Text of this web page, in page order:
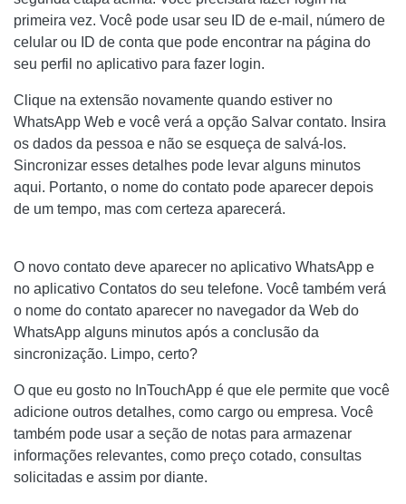
primeira vez. Você pode usar seu ID de e-mail, número de
celular ou ID de conta que pode encontrar na página do
seu perfil no aplicativo para fazer login.
Clique na extensão novamente quando estiver no
WhatsApp Web e você verá a opção Salvar contato. Insira
os dados da pessoa e não se esqueça de salvá-los.
Sincronizar esses detalhes pode levar alguns minutos
aqui. Portanto, o nome do contato pode aparecer depois
de um tempo, mas com certeza aparecerá.
O novo contato deve aparecer no aplicativo WhatsApp e
no aplicativo Contatos do seu telefone. Você também verá
o nome do contato aparecer no navegador da Web do
WhatsApp alguns minutos após a conclusão da
sincronização. Limpo, certo?
O que eu gosto no InTouchApp é que ele permite que você
adicione outros detalhes, como cargo ou empresa. Você
também pode usar a seção de notas para armazenar
informações relevantes, como preço cotado, consultas
solicitadas e assim por diante.